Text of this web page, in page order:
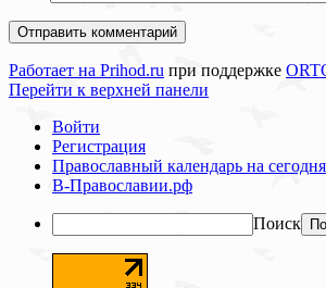
Работает на Prihod.ru при поддержке
Перейти к верхней панели
Войти
Регистрация
Православный календарь на сегодня
В-Православии.рф
Поиск